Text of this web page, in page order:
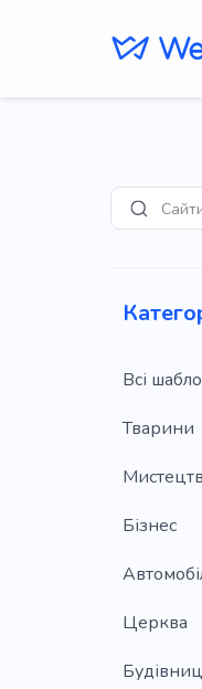
Пошук
Всі
Тварини
Бізнес
Церква